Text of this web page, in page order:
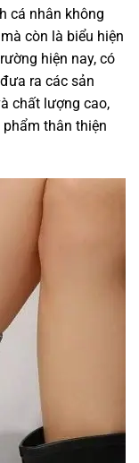
cá nhân không
còn là biểu hiện
hiện nay, có
ra các sản
chất lượng cao,
thân thiện